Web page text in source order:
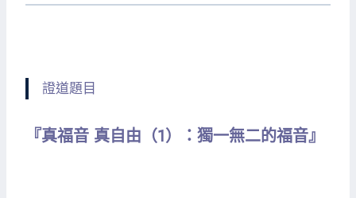
證道題目
『真福音 真自由（1）：獨一無二的福音』